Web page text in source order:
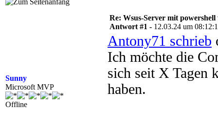
Sunny
Microsoft MVP
Offline
Re: Wsus-Server mit
Antwort #1 - 12.03.24 um
Antony71 schrieb
Ich möchte die
sich seit X Tagen
haben.